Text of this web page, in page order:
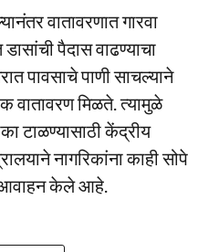
वातावरणात गारवा
डासांची पैदास वाढण्याचा
पावसाचे पाणी साचल्याने
वातावरण मिळते. त्यामुळे
टाळण्यासाठी केंद्रीय
नागरिकांना काही सोपे
आवाहन केले आहे.